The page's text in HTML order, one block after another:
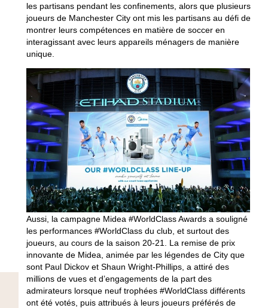
les partisans pendant les confinements, alors que plusieurs
joueurs de Manchester City ont mis les partisans au défi de
montrer leurs compétences en matière de soccer en
interagissant avec leurs appareils ménagers de manière
unique.
Aussi, la campagne Midea #WorldClass Awards a souligné
les performances #WorldClass du club, et surtout des
joueurs, au cours de la saison 20-21. La remise de prix
innovante de Midea, animée par les légendes de City que
sont Paul Dickov et Shaun Wright-Phillips, a attiré des
millions de vues et d’engagements de la part des
admirateurs lorsque neuf trophées #WorldClass différents
ont été votés, puis attribués à leurs joueurs préférés de